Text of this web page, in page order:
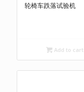
轮椅车跌落试验机
Add to cart